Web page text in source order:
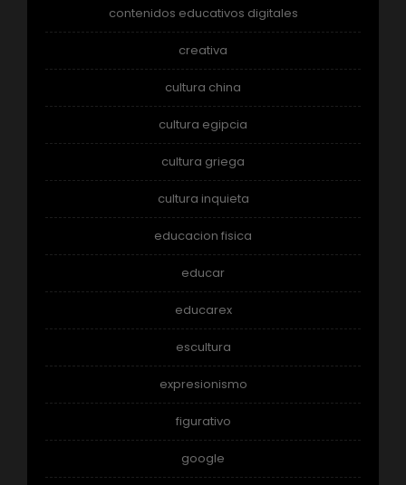
contenidos educativos digitales
creativa
cultura china
cultura egipcia
cultura griega
cultura inquieta
educacion fisica
educar
educarex
escultura
expresionismo
figurativo
google